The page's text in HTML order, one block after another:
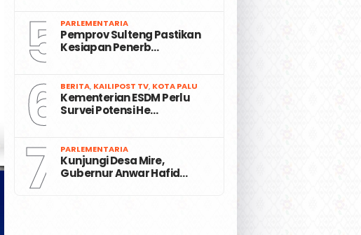
5 PARLEMENTARIA
Pemprov Sulteng Pastikan
Kesiapan Penerb…
6 BERITA, KAILIPOST TV, KOTA PALU
Kementerian ESDM Perlu
Survei Potensi He…
7 PARLEMENTARIA
Kunjungi Desa Mire,
Gubernur Anwar Hafid…